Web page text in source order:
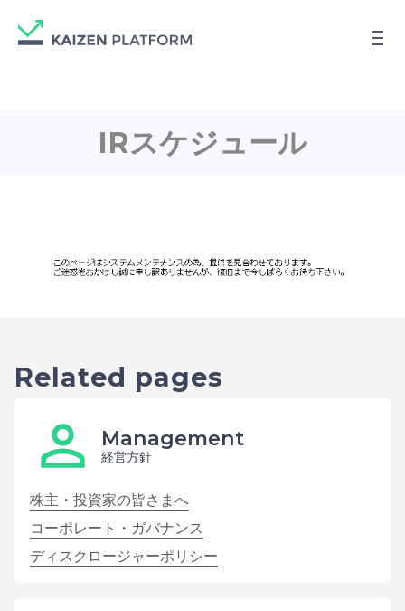
IRスケジュール
Related pages
Management
経営方針
株主・投資家の皆さまへ
コーポレート・ガバナンス
ディスクロージャーポリシー